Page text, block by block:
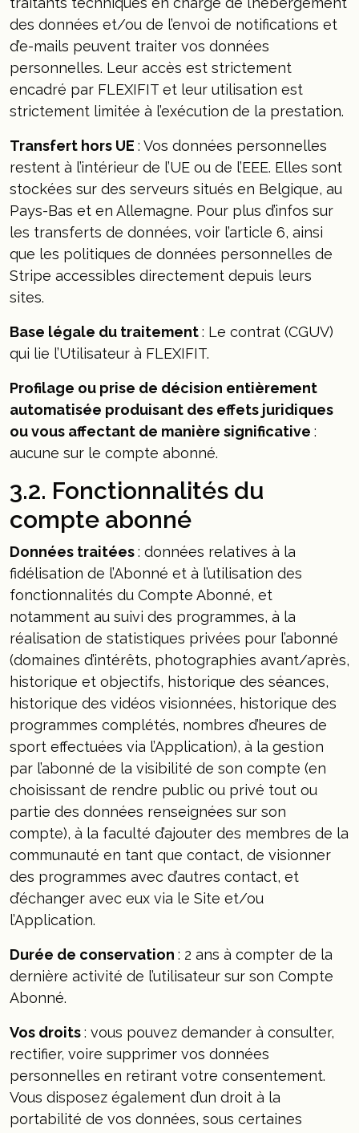
des données et/ou de l’envoi de notifications et
d’e-mails peuvent traiter vos données
personnelles. Leur accès est strictement
encadré par FLEXIFIT et leur utilisation est
strictement limitée à l’exécution de la prestation.
Transfert hors UE : Vos données personnelles
restent à l’intérieur de l’UE ou de l’EEE. Elles sont
stockées sur des serveurs situés en Belgique, au
Pays-Bas et en Allemagne. Pour plus d’infos sur
les transferts de données, voir l’article 6, ainsi
que les politiques de données personnelles de
Stripe accessibles directement depuis leurs
sites.
Base légale du traitement: Le contrat (CGUV)
qui lie l’Utilisateur à FLEXIFIT.
Profilage ou prise de décision entièrement
automatisée produisant des effets juridiques
ou vous affectant de manière significative :
aucune sur le compte abonné.
3.2. Fonctionnalités du
compte abonné
Données traitées: données relatives à la
fidélisation de l’Abonné et à l’utilisation des
fonctionnalités du Compte Abonné, et
notamment au suivi des programmes, à la
réalisation de statistiques privées pour l’abonné
(domaines d’intérêts, photographies avant/après,
historique et objectifs, historique des séances,
historique des vidéos visionnées, historique des
programmes complétés, nombres d’heures de
sport effectuées via l’Application), à la gestion
par l’abonné de la visibilité de son compte (en
choisissant de rendre public ou privé tout ou
partie des données renseignées sur son
compte), à la faculté d’ajouter des membres de la
communauté en tant que contact, de visionner
des programmes avec d’autres contact, et
d’échanger avec eux via le Site et/ou
l’Application.
Durée de conservation : 2 ans à compter de la
dernière activité de l’utilisateur sur son Compte
Abonné.
Vos droits: vous pouvez demander à consulter,
rectifier, voire supprimer vos données
personnelles en retirant votre consentement.
Vous disposez également d’un droit à la
portabilité de vos données, sous certaines